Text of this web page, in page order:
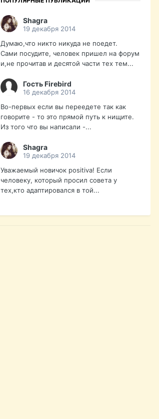
Shagra
19 декабря 2014
Думаю,что никто никуда не поедет.
Сами посудите, человек пришел на форум
и,не прочитав и десятой части тех тем...
Гость Firebird
16 декабря 2014
Во-первых если вы переедете так как
говорите - то это прямой путь к нищите.
Из того что вы написали -...
Shagra
19 декабря 2014
Уважаемый новичок positiva! Если
человеку, который просил совета у
тех,кто адаптировался в той...